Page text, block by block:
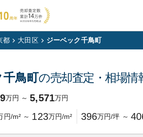
都 大田区 ジーベック千鳥町
鳥町の売却査定・相場情
万円 ～ 5,571万円
円/m² ～ 123万円/m² 396万円/坪 ～